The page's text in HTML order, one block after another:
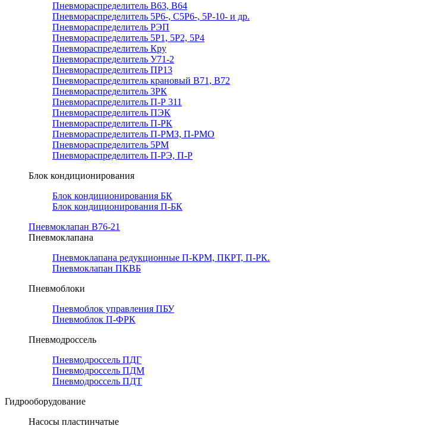
Пневмораспределитель В63, В64
Пневмораспределитель 5Р6-, С5Р6-, 5Р-10- и др.
Пневмораспределитель РЭП
Пневмораспределитель 5Р1, 5Р2, 5Р4
Пневмораспределитель Кру
Пневмораспределитель У71-2
Пневмораспределитель ПР13
Пневмораспределитель крановый В71, В72
Пневмораспределитель 3РК
Пневмораспределитель П-Р 311
Пневмораспределитель ПЭК
Пневмораспределитель П-РК
Пневмораспределитель П-РМЗ, П-РМО
Пневмораспределитель 5РМ
Пневмораспределитель П-РЭ, П-Р
Блок кондиционирования
Блок кондиционирования БК
Блок кондиционирования П-БК
Пневмоклапан В76-21
Пневмоклапана
Пневмоклапана редукционные П-КРМ, ПКРТ, П-РК.
Пневмоклапан ПКВБ
Пневмоблоки
Пневмоблок управления ПБУ
Пневмоблок П-ФРК
Пневмодроссель
Пневмодроссель ПДГ
Пневмодроссель ПДМ
Пневмодроссель ПДТ
Гидрооборудование
Насосы пластинчатые